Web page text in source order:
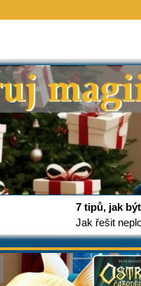
7 tipů, jak
Jak řešit